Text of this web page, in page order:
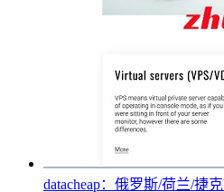
datacheap：俄罗斯/荷兰/捷